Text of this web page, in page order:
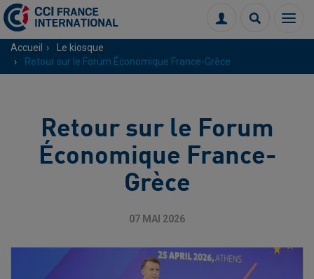
Menu
Connexion
Accueil
Le kiosque
Retour sur le Forum Économique France-Grèce
Retour sur le Forum
Économique France-
Grèce
07 MAI 2026